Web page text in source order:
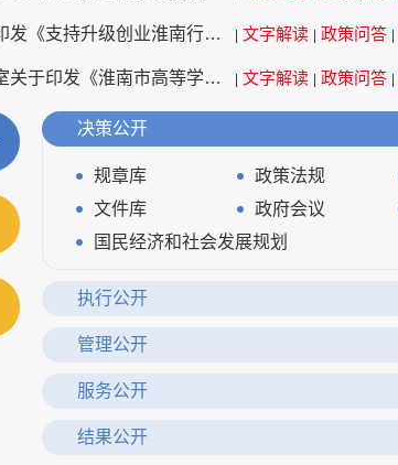
淮南市人民政府关于印发《支持升级创业淮南行动若干举措》的通知 文字解读 政策问答
淮南市人民政府办公室关于印发《淮南市高等学校在校大学生 参加城乡居民基本医疗保险暂行办法》的通知 文字解读 政策问答
决策公开
规章库 政策法规
文件库
政府会议
国民经济和社会发展规划
执行公开
管理公开
应急管理
服务公开
结果公开